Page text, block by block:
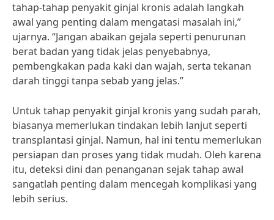
tahap-tahap penyakit ginjal kronis adalah langkah
awal yang penting dalam mengatasi masalah ini,”
ujarnya. “Jangan abaikan gejala seperti penurunan
berat badan yang tidak jelas penyebabnya,
pembengkakan pada kaki dan wajah, serta tekanan
darah tinggi tanpa sebab yang jelas.”
Untuk tahap penyakit ginjal kronis yang sudah parah,
biasanya memerlukan tindakan lebih lanjut seperti
transplantasi ginjal. Namun, hal ini tentu memerlukan
persiapan dan proses yang tidak mudah. Oleh karena
itu, deteksi dini dan penanganan sejak tahap awal
sangatlah penting dalam mencegah komplikasi yang
lebih serius.